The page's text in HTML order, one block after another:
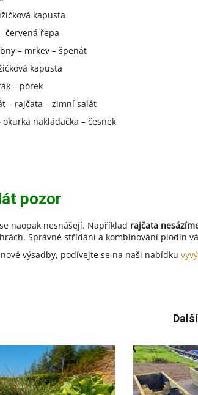
kapusta
červená řepa
– mrkev – špenát
kapusta
– pórek
– rajčata – zimní salát
okurka nakládačka – česnek
pozor
naopak nesnášejí. Například rajčata
Správné střídání a kombinování plodin
výsadby, podívejte se na naši nabídku